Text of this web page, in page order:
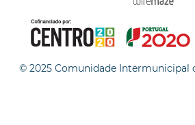
© 2025 Comunidade Intermunicipal